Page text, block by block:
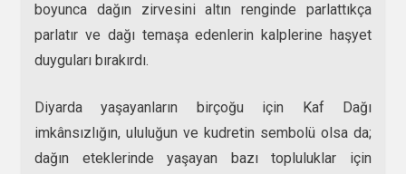
boyunca dağın zirvesini altın renginde parlattıkça
parlatır ve dağı temaşa edenlerin kalplerine haşyet
duyguları bırakırdı.
Diyarda yaşayanların birçoğu için Kaf Dağı
imkânsızlığın, ululuğun ve kudretin sembolü olsa da;
dağın eteklerinde yaşayan bazı topluluklar için